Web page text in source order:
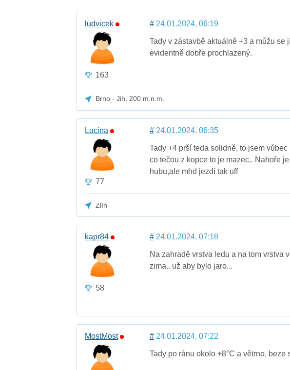
ludvicek
163
#24.01.2024, 06:19
Tady v zástavbě aktuálně +3 a můžu se
evidentně dobře prochlazený.
Brno - Jih, 200 m.n.m.
Lucina
77
#24.01.2024, 06:35
Tady +4 prší teda solidně, to jsem
co tečou z kopce to je mazec.. Nahoře
hubu,ale mhd jezdí tak uff
Zlín
kapr84
58
#24.01.2024, 07:18
Na zahradě vrstva ledu a na tom vrstva
zima.. už aby bylo jaro...
MostMost #24.01.2024, 07:22
Tady po ránu okolo +8°C a větrno, beze